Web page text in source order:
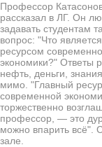
Профессор
рассказал в ЛГ. Он
задавать студентам
вопрос: "Что
ресурсом
экономики?" Ответы
нефть, деньги,
мимо. "Главный
современной
торжественно
профессор, — это
можно впарить всё".
зале.